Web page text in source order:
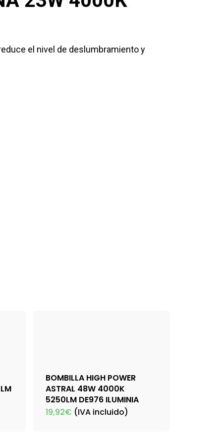
el nivel de deslumbramiento y
BOMBILLA HIGH POWER
ASTRAL 48W 4000K
5250LM DE976 ILUMINIA
19,92€ (IVA incluido)